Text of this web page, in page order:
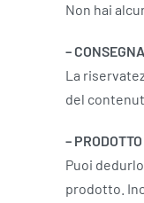
Non hai
–
La
del
–
Puoi
prodotto.